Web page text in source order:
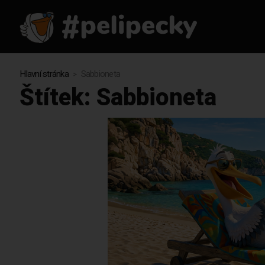
Hlavní stránka Sabbioneta
Štítek: Sabbioneta